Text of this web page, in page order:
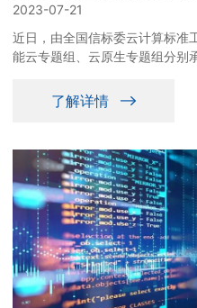
2023-07-21
近日，由全国信标委云计算标准
能云专题组、云原生专题组分别
形成阶段性进展，百度、华为云
线上线下三十余家云计算行业企
了解详情